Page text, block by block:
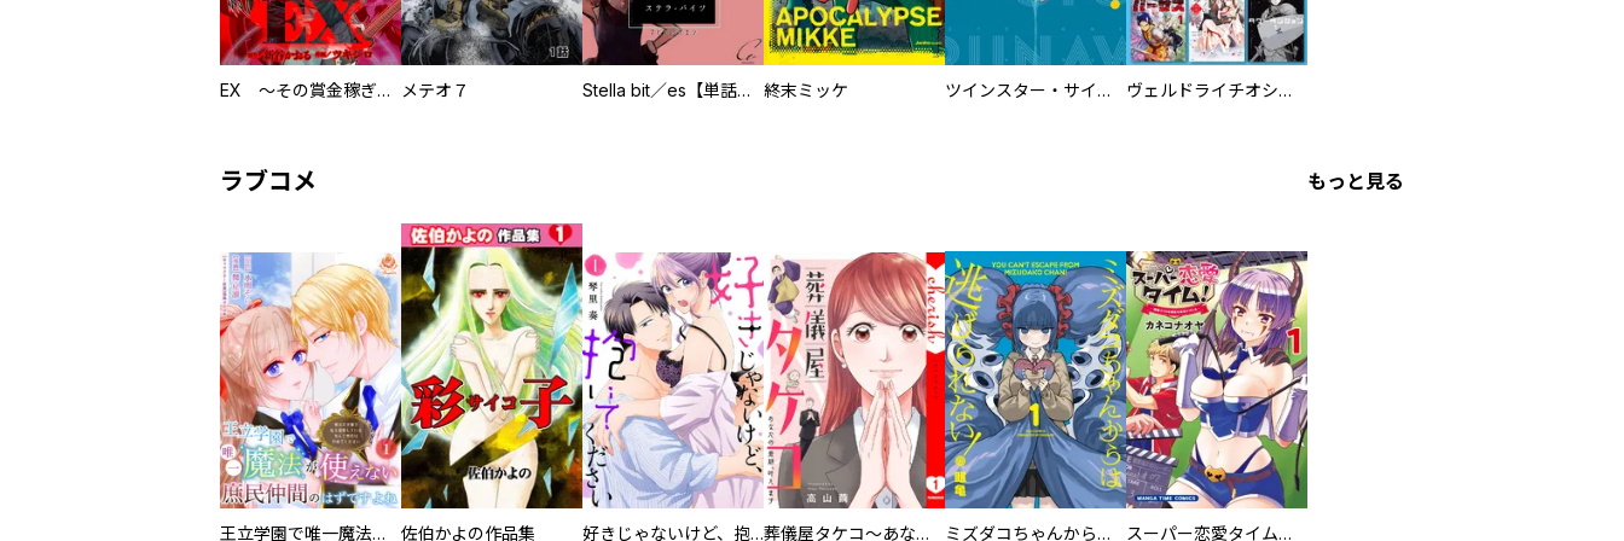
EX ～その賞金稼ぎは、世界の出口を探す～【単行本版】 メテオ７ Stella bit／es【単話版】 終末ミッケ ツインスター・サイクロン・ランナウェイ ヴェルドライチオシ聖典パック 『転スラ』ミニ画集付き シリウス人気作３選
ラブコメ もっと見る
王立学園で唯一魔法が使えない庶民仲間のはずですよね～実は王子様で私を溺愛しているなんて告白はやめてください～ 佐伯かよの作品集 好きじゃないけど、抱いてください【電子単行本版／特典おまけ付き】 葬儀屋タケコ～あなたの最期、叶えます【電子単行本版】 ミズダコちゃんからは逃げられない！ スーパー恋愛タイム！～現場でドＳな彼女は自宅でデレる～